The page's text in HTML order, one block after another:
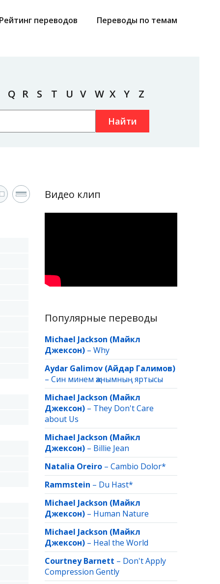
Рейтинг переводов Переводы по темам
Q R S T U V W X Y Z
Найти
Видео клип
Популярные переводы
Michael Jackson (Майкл
Джексон) – Why
Aydar Galimov (Айдар Галимов)
– Син минем җанымның яртысы
Michael Jackson (Майкл
Джексон) – They Don't Care
about Us
Michael Jackson (Майкл
Джексон) – Billie Jean
Natalia Oreiro – Cambio Dolor*
Rammstein – Du Hast*
Michael Jackson (Майкл
Джексон) – Human Nature
Michael Jackson (Майкл
Джексон) – Heal the World
Courtney Barnett – Don't Apply
Compression Gently